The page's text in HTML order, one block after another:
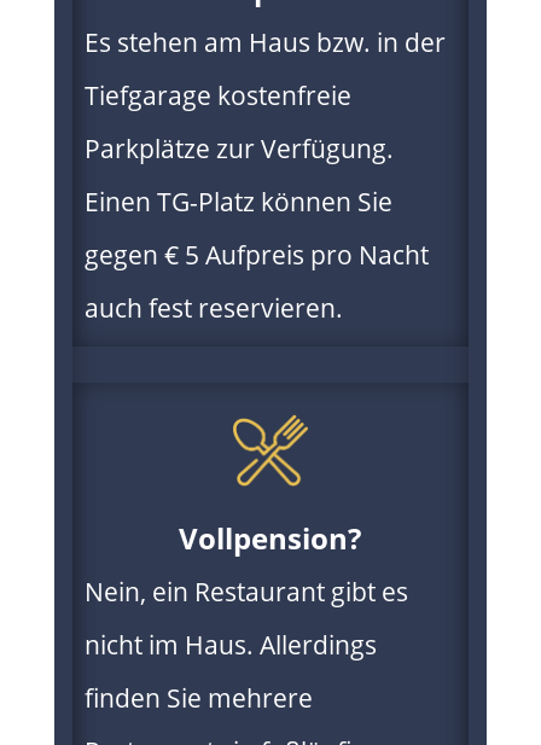
Es stehen am Haus bzw. in der
Tiefgarage kostenfreie
Parkplätze zur Verfügung.
Einen TG-Platz können Sie
gegen € 5 Aufpreis pro Nacht
auch fest reservieren.
Vollpension?
Nein, ein Restaurant gibt es
nicht im Haus. Allerdings
finden Sie mehrere